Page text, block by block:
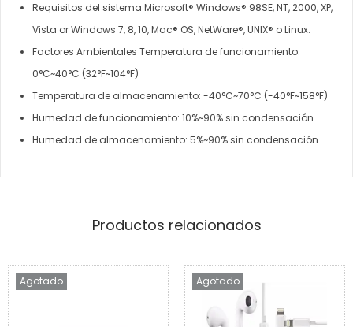
Requisitos del sistema Microsoft® Windows® 98SE, NT, 2000, XP,
Vista or Windows 7, 8, 10, Mac® OS, NetWare®, UNIX® o Linux.
Factores Ambientales Temperatura de funcionamiento:
0°C~40°C (32°F~104°F)
Temperatura de almacenamiento: -40°C~70°C (-40°F~158°F)
Humedad de funcionamiento: 10%~90% sin condensación
Humedad de almacenamiento: 5%~90% sin condensación
Productos relacionados
Agotado Agotado